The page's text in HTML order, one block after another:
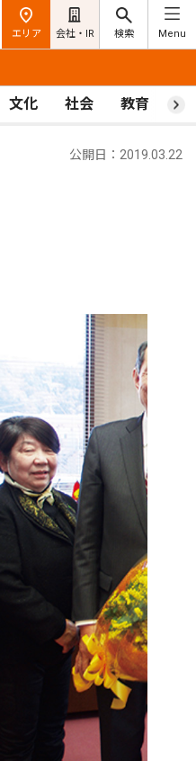
エリア 会社・IR 検索 Menu
文化 社会 教育 ス
公開日：2019.03.22